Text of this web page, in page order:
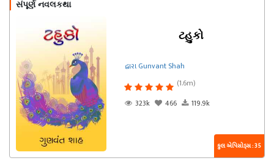
સંપૂર્ણ નવલકથા
ટહુકો
દ્વારા Gunvant Shah
(1.6m)
323k
466 119.9k
કુલ એપિસોડ્સ : 35